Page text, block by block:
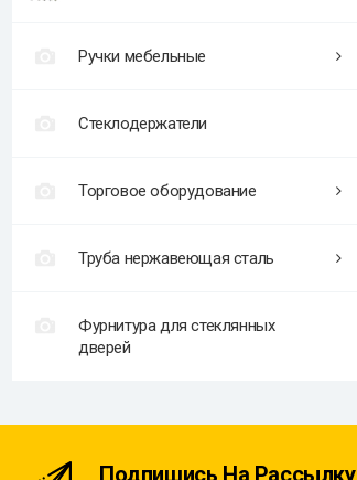
Ручки мебельные
Стеклодержатели
Торговое оборудование
Труба нержавеющая сталь
Фурнитура для стеклянных
дверей
Подпишись На Рассылку